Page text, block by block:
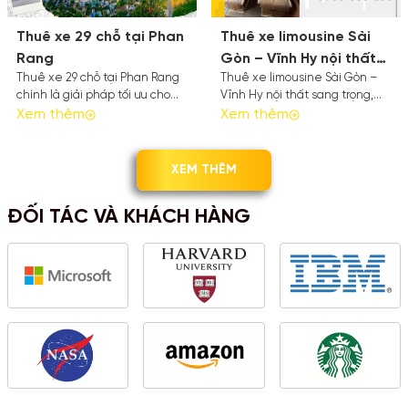
quan nhất về các lựa chọn, ưu
điểm, cũng như cách thức đặt
xe an toàn và hiệu quả.
Thuê xe 29 chỗ tại Phan
Rang
Thuê xe 29 chỗ tại Phan Rang
chính là giải pháp tối ưu cho
các đoàn từ 20 - 28 người,
so với việc di chuyển bằng
Xem thêm
Thuê xe limousine Sài
Gòn – Vĩnh Hy nội thất
sang trọng
Thuê xe limousine Sài Gòn –
Vĩnh Hy nội thất sang trọng,
ghế ngồi êm ái, tiện nghi hiện
mái cho chuyến đi nghỉ dưỡng.
Liên hệ Thanh Thảo Limousine:
chóng.
Xem thêm
XEM THÊM
ĐỐI TÁC VÀ KHÁCH HÀNG